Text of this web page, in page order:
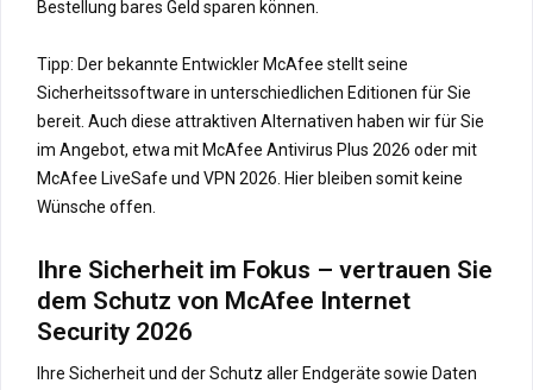
Bestellung bares Geld sparen können.
Tipp: Der bekannte Entwickler McAfee stellt seine
Sicherheitssoftware in unterschiedlichen Editionen für Sie
bereit. Auch diese attraktiven Alternativen haben wir für Sie
im Angebot, etwa mit McAfee Antivirus Plus 2026 oder mit
McAfee LiveSafe und VPN 2026. Hier bleiben somit keine
Wünsche offen.
Ihre Sicherheit im Fokus – vertrauen Sie
dem Schutz von McAfee Internet
Security 2026
Ihre Sicherheit und der Schutz aller Endgeräte sowie Daten